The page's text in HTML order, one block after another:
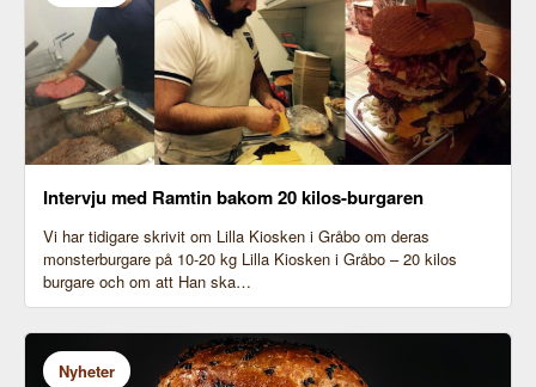
Intervju med Ramtin bakom 20 kilos-burgaren
Vi har tidigare skrivit om Lilla Kiosken i Gråbo om deras
monsterburgare på 10-20 kg Lilla Kiosken i Gråbo – 20 kilos
burgare och om att Han ska…
Nyheter